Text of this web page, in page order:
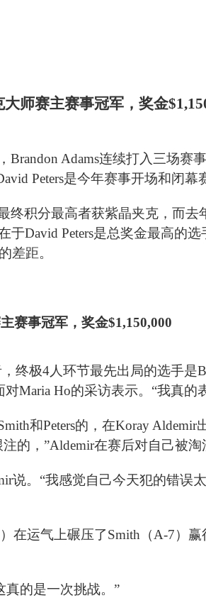
Brandon Adams连续打入三场赛
Peters是今年赛事开场和闭幕
终积分最高者获紫晶夹克，而去
David Peters是总奖金最高的
差距。
终极4人环节最先出局的选手是
Maria Ho的采访表示。“我真的
和Peters的，在Koray Aldemir
的，”Aldemir在赛后对自己被淘
说。“我感觉自己今天犯的错误
在运气上碾压了Smith（A-7）
真的是一次挑战。”